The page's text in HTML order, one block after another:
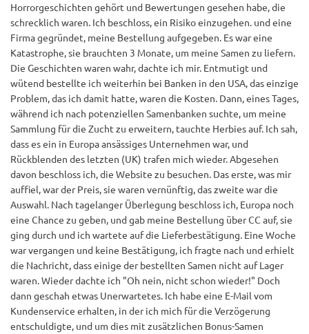
Horrorgeschichten gehört und Bewertungen gesehen habe, die
schrecklich waren. Ich beschloss, ein Risiko einzugehen. und eine
Firma gegründet, meine Bestellung aufgegeben. Es war eine
Katastrophe, sie brauchten 3 Monate, um meine Samen zu liefern.
Die Geschichten waren wahr, dachte ich mir. Entmutigt und
wütend bestellte ich weiterhin bei Banken in den USA, das einzige
Problem, das ich damit hatte, waren die Kosten. Dann, eines Tages,
während ich nach potenziellen Samenbanken suchte, um meine
Sammlung für die Zucht zu erweitern, tauchte Herbies auf. Ich sah,
dass es ein in Europa ansässiges Unternehmen war, und
Rückblenden des letzten (UK) trafen mich wieder. Abgesehen
davon beschloss ich, die Website zu besuchen. Das erste, was mir
auffiel, war der Preis, sie waren vernünftig, das zweite war die
Auswahl. Nach tagelanger Überlegung beschloss ich, Europa noch
eine Chance zu geben, und gab meine Bestellung über CC auf, sie
ging durch und ich wartete auf die Lieferbestätigung. Eine Woche
war vergangen und keine Bestätigung, ich fragte nach und erhielt
die Nachricht, dass einige der bestellten Samen nicht auf Lager
waren. Wieder dachte ich "Oh nein, nicht schon wieder!" Doch
dann geschah etwas Unerwartetes. Ich habe eine E-Mail vom
Kundenservice erhalten, in der ich mich für die Verzögerung
entschuldigte, und um dies mit zusätzlichen Bonus-Samen